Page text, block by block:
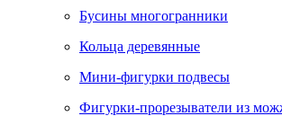
Бусины многогранники
Кольца деревянные
Мини-фигурки подвесы
Фигурки-прорезыватели из